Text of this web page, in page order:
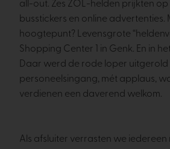
all-out. Zes ZOL-helden prijkten op
busstickers en online advertenties.
hoogtepunt? Levensgrote
Shopping Center 1 in Genk. En in
Daar werd de rode loper uitgerold
personeelsingang, mét applaus,
verdienen een daverend welkom.
Als afsluiter verrasten we